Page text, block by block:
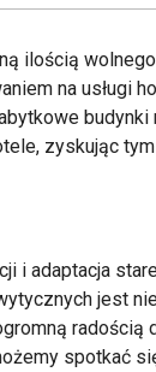
ilością
na usługi
budynki
zyskując
i adaptacja
jest
radością
spotkać